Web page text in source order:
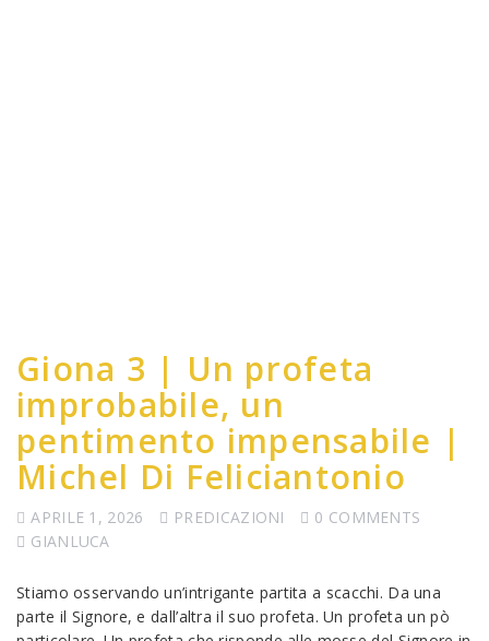
Giona 3 | Un profeta
improbabile, un
pentimento impensabile |
Michel Di Feliciantonio
APRILE 1, 2026 PREDICAZIONI
0 COMMENTS
GIANLUCA
Stiamo osservando un’intrigante partita a scacchi. Da una
parte il Signore, e dall’altra il suo profeta. Un profeta un pò